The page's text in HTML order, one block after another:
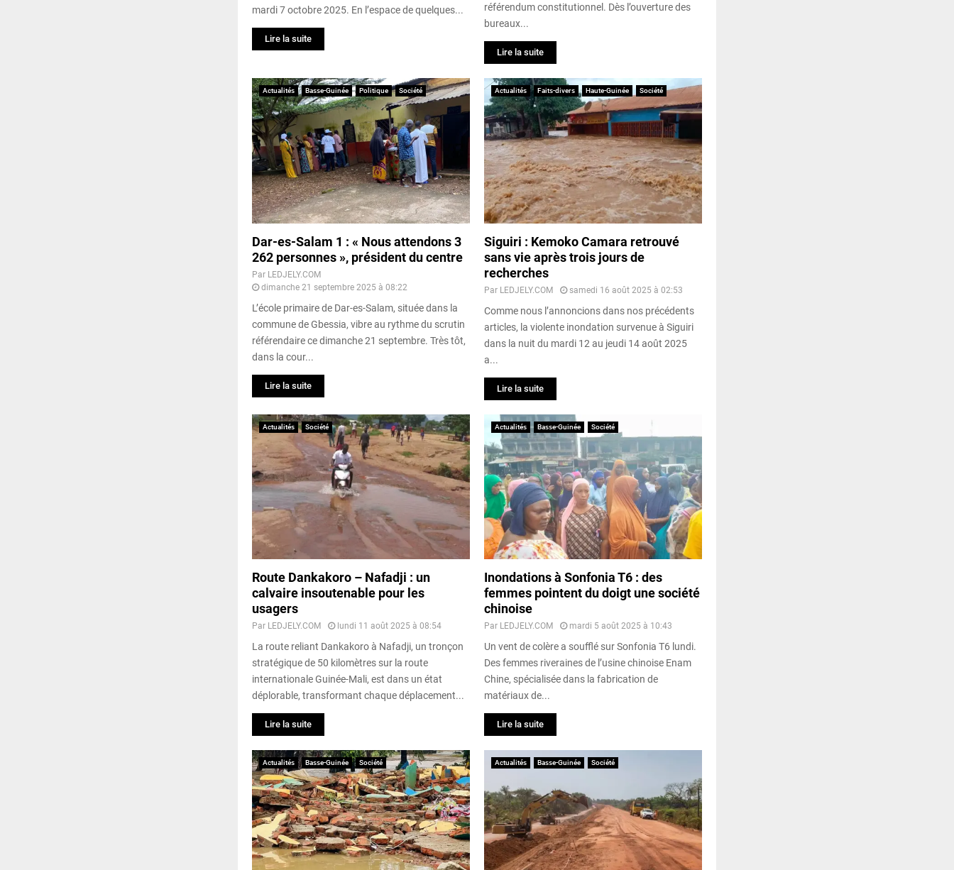
mardi 7 octobre 2025. En l’espace de quelques...
Lire la suite
référendum constitutionnel. Dès l’ouverture des
bureaux...
Lire la suite
Actualités Basse-Guinée Politique Société
Dar-es-Salam 1 : « Nous attendons 3
262 personnes », président du centre
Par LEDJELY.COM
dimanche 21 septembre 2025 à 08:22
L’école primaire de Dar-es-Salam, située dans la
commune de Gbessia, vibre au rythme du scrutin
référendaire ce dimanche 21 septembre. Très tôt,
dans la cour...
Lire la suite
Actualités Faits-divers Haute-Guinée Société
Siguiri : Kemoko Camara retrouvé
sans vie après trois jours de
recherches
Par LEDJELY.COM samedi 16 août 2025 à 02:53
Comme nous l’annoncions dans nos précédents
articles, la violente inondation survenue à Siguiri
dans la nuit du mardi 12 au jeudi 14 août 2025
a...
Lire la suite
Actualités Société
Route Dankakoro – Nafadji : un
calvaire insoutenable pour les
usagers
Par LEDJELY.COM lundi 11 août 2025 à 08:54
La route reliant Dankakoro à Nafadji, un tronçon
stratégique de 50 kilomètres sur la route
internationale Guinée-Mali, est dans un état
déplorable, transformant chaque déplacement...
Lire la suite
Actualités Basse-Guinée Société
Inondations à Sonfonia T6 : des
femmes pointent du doigt une société
chinoise
Par LEDJELY.COM mardi 5 août 2025 à 10:43
Un vent de colère a soufflé sur Sonfonia T6 lundi.
Des femmes riveraines de l’usine chinoise Enam
Chine, spécialisée dans la fabrication de
matériaux de...
Lire la suite
Actualités Basse-Guinée Société Actualités Basse-Guinée Société